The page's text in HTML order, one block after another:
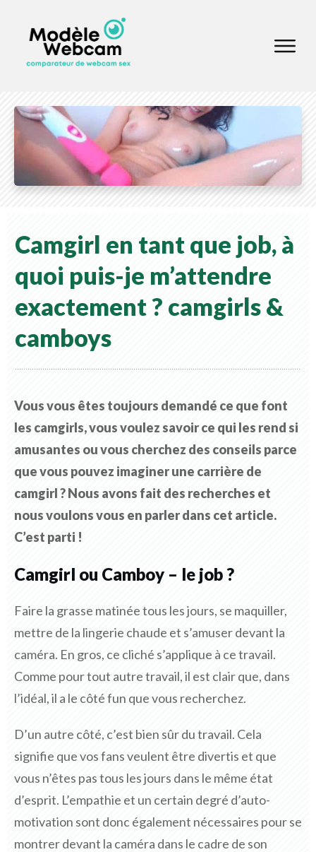
Camgirl en tant que job, à
quoi puis-je m’attendre
exactement ? camgirls &
camboys
Vous vous êtes toujours demandé ce que font
les camgirls, vous voulez savoir ce qui les rend si
amusantes ou vous cherchez des conseils parce
que vous pouvez imaginer une carrière de
camgirl ? Nous avons fait des recherches et
nous voulons vous en parler dans cet article.
C’est parti !
Camgirl ou Camboy – le job ?
Faire la grasse matinée tous les jours, se maquiller,
mettre de la lingerie chaude et s’amuser devant la
caméra. En gros, ce cliché s’applique à ce travail.
Comme pour tout autre travail, il est clair que, dans
l’idéal, il a le côté fun que vous recherchez.
D’un autre côté, c’est bien sûr du travail. Cela
signifie que vos fans veulent être divertis et que
vous n’êtes pas tous les jours dans le même état
d’esprit. L’empathie et un certain degré d’auto-
motivation sont donc également nécessaires pour se
montrer devant la caméra dans le cadre de son